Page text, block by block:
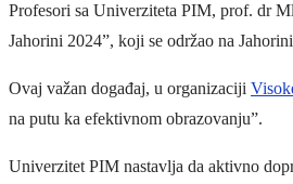
Profesori sa Univerziteta PIM, prof. dr
Jahorini 2024”, koji se održao na
Ovaj važan događaj, u organizaciji
na putu ka efektivnom obrazovanju”.
Univerzitet PIM nastavlja da aktivno